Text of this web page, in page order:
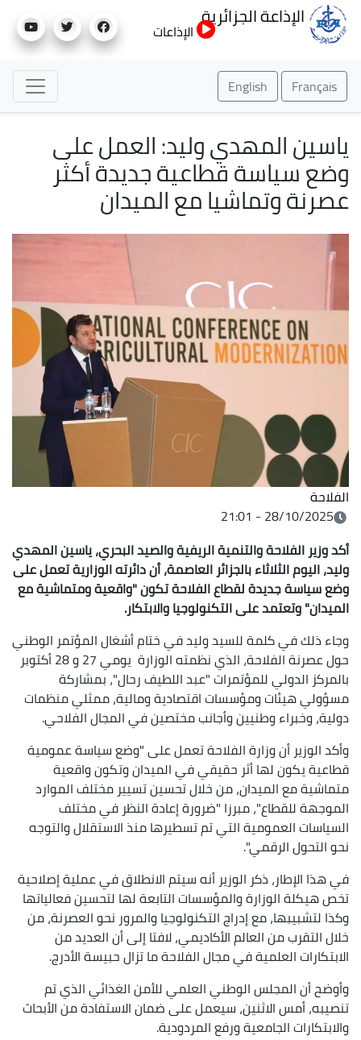
إلى
الإذاعة الجزائرية
الإذاعات
Français
English
ياسين المهدي وليد: العمل على
وضع سياسة قطاعية جديدة أكثر
عصرنة وتماشيا مع الميدان
الفلاحة
28/10/2025 - 21:01
أكد وزير الفلاحة والتنمية الريفية والصيد البحري، ياسين المهدي
وليد، اليوم الثلاثاء بالجزائر العاصمة، أن دائرته الوزارية تعمل على
وضع سياسة جديدة لقطاع الفلاحة تكون "واقعية ومتماشية مع
الميدان" وتعتمد على التكنولوجيا والابتكار.
وجاء ذلك في كلمة للسيد وليد في ختام أشغال المؤتمر الوطني
حول عصرنة الفلاحة، الذي نظمته الوزارة يومي 27 و 28 أكتوبر
بالمركز الدولي للمؤتمرات "عبد اللطيف رحال"، بمشاركة
مسؤولي هيئات ومؤسسات اقتصادية ومالية، ممثلي منظمات
دولية، وخبراء وطنيين وأجانب مختصين في المجال الفلاحي.
وأكد الوزير أن وزارة الفلاحة تعمل على "وضع سياسة عمومية
قطاعية يكون لها أثر حقيقي في الميدان وتكون واقعية
متماشية مع الميدان، من خلال تحسين تسيير مختلف الموارد
الموجهة للقطاع"، مبرزا "ضرورة إعادة النظر في مختلف
السياسات العمومية التي تم تسطيرها منذ الاستقلال والتوجه
نحو التحول الرقمي".
في هذا الإطار، ذكر الوزير أنه سيتم الانطلاق في عملية إصلاحية
تخص هيكلة الوزارة والمؤسسات التابعة لها لتحسين فعالياتها
وكذا لتشبيبها، مع إدراج التكنولوجيا والمرور نحو العصرنة، من
خلال التقرب من العالم الأكاديمي، لافتا إلى أن العديد من
الابتكارات العلمية في مجال الفلاحة ما تزال حبيسة الأدرج.
وأوضح أن المجلس الوطني العلمي للأمن الغذائي الذي تم
تنصيبه، أمس الاثنين، سيعمل على ضمان الاستفادة من الأبحاث
والابتكارات الجامعية ورفع المردودية.